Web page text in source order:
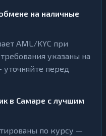
на наличные
AML/KYC при
указаны на
перед
в Самаре с лучшим
по курсу —